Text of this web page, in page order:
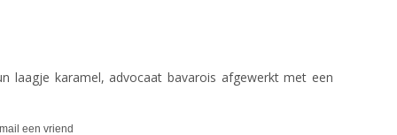
laagje karamel, advocaat bavarois afgewerkt met een